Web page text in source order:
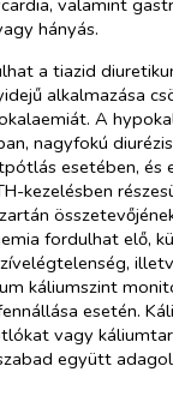
hányás.
a tiazid
alkalmazása
A
nagyfokú
esetében, és
kezelésben
fordulhat elő,
káliumszint
esetén.
vagy
együtt